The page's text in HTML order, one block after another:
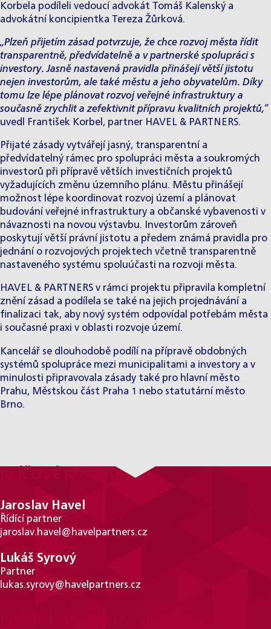
Korbela podíleli vedoucí advokát Tomáš Kalenský a
advokátní koncipientka Tereza Žůrková.
„Plzeň přijetím zásad potvrzuje, že chce rozvoj města řídit
transparentně, předvídatelně a v partnerské spolupráci s
investory. Jasně nastavená pravidla přinášejí větší jistotu
nejen investorům, ale také městu a jeho obyvatelům. Díky
tomu lze lépe plánovat rozvoj veřejné infrastruktury a
současně zrychlit a zefektivnit přípravu kvalitních projektů,“
uvedl František Korbel, partner HAVEL & PARTNERS.
Přijaté zásady vytvářejí jasný, transparentní a
předvídatelný rámec pro spolupráci města a soukromých
investorů při přípravě větších investičních projektů
vyžadujících změnu územního plánu. Městu přinášejí
možnost lépe koordinovat rozvoj území a plánovat
budování veřejné infrastruktury a občanské vybavenosti v
návaznosti na novou výstavbu. Investorům zároveň
poskytují větší právní jistotu a předem známá pravidla pro
jednání o rozvojových projektech včetně transparentně
nastaveného systému spoluúčasti na rozvoji města.
HAVEL & PARTNERS v rámci projektu připravila kompletní
znění zásad a podílela se také na jejich projednávání a
finalizaci tak, aby nový systém odpovídal potřebám města
i současné praxi v oblasti rozvoje území.
Kancelář se dlouhodobě podílí na přípravě obdobných
systémů spolupráce mezi municipalitami a investory a v
minulosti připravovala zásady také pro hlavní město
Prahu, Městskou část Praha 1 nebo statutární město
Brno.
KLÍČOVÉ KONTAKTY
Jaroslav Havel
Řídící partner
jaroslav.havel@havelpartners.cz
Lukáš Syrový
Partner
lukas.syrovy@havelpartners.cz